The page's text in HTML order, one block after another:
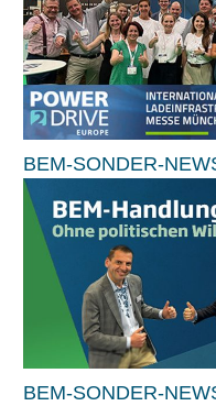
BEM-SONDER-
BEM-SONDER-